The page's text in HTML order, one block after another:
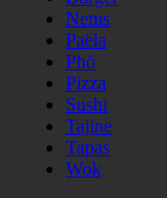
Nems
Paëla
Phö
Pizza
Sushi
Tajine
Tapas
Wok